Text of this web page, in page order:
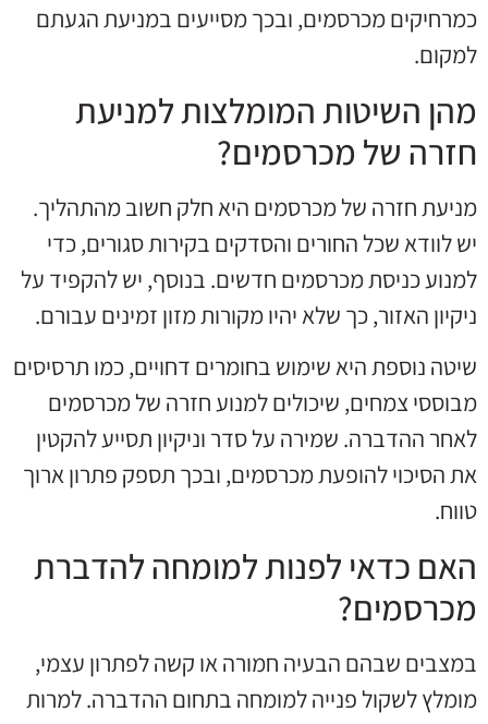
כמרחיקים מכרסמים, ובכך מסייעים במניעת הגעתם
למקום.
מהן השיטות המומלצות למניעת
חזרה של מכרסמים?
מניעת חזרה של מכרסמים היא חלק חשוב מהתהליך.
יש לוודא שכל החורים והסדקים בקירות סגורים, כדי
למנוע כניסת מכרסמים חדשים. בנוסף, יש להקפיד על
ניקיון האזור, כך שלא יהיו מקורות מזון זמינים עבורם.
שיטה נוספת היא שימוש בחומרים דחויים, כמו תרסיסים
מבוססי צמחים, שיכולים למנוע חזרה של מכרסמים
לאחר ההדברה. שמירה על סדר וניקיון תסייע להקטין
את הסיכוי להופעת מכרסמים, ובכך תספק פתרון ארוך
טווח.
האם כדאי לפנות למומחה להדברת
מכרסמים?
במצבים שבהם הבעיה חמורה או קשה לפתרון עצמי,
מומלץ לשקול פנייה למומחה בתחום ההדברה. למרות